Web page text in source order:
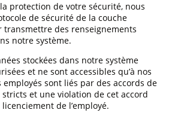
protection de votre sécurité, nous
de sécurité de la couche
des renseignements
notre système.
stockées dans notre système
et ne sont accessibles qu’à nos
employés sont liés par des accords de
et une violation de cet accord
de l’employé.